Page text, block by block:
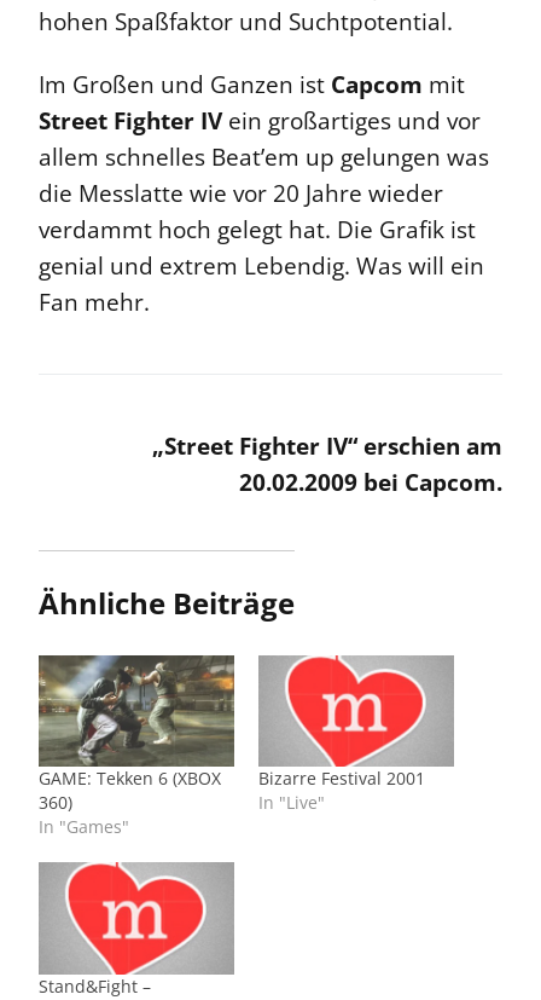
hohen Spaßfaktor und Suchtpotential.
Im Großen und Ganzen ist Capcom mit
Street Fighter IVein großartiges und vor
allem schnelles Beat’em up gelungen was
die Messlatte wie vor 20 Jahre wieder
verdammt hoch gelegt hat. Die Grafik ist
genial und extrem Lebendig. Was will ein
Fan mehr.
„Street Fighter IV“ erschien am
20.02.2009 bei Capcom.
Ähnliche Beiträge
GAME: Tekken 6 (XBOX
360)
In "Games"
Bizarre Festival 2001
In "Live"
Stand&Fight –